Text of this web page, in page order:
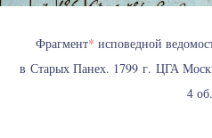
Фрагмент* исповедной
в Старых Панех. 1799 г. ЦГА
4 об.